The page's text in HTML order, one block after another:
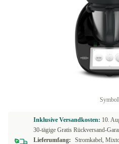
Inklusive Versandkosten: 10.
30-tägige Gratis Rückversand-
Lieferumfang:
Stromkabel,